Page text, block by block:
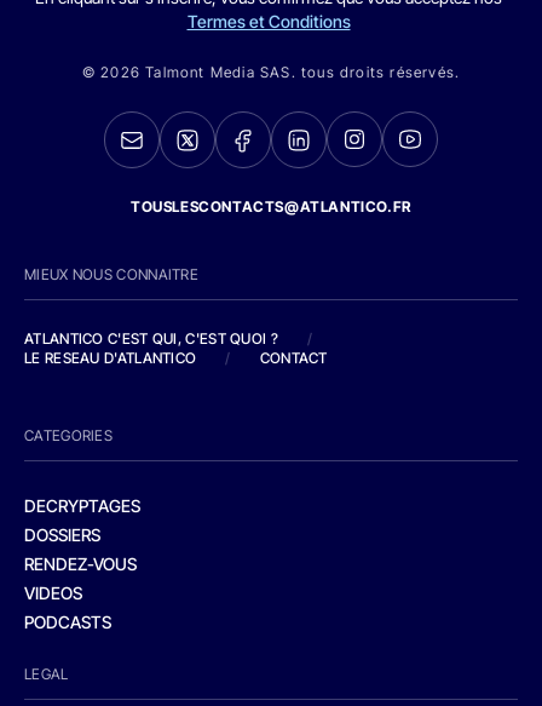
Termes et Conditions
© 2026 Talmont Media SAS. tous droits réservés.
TOUSLESCONTACTS@ATLANTICO.FR
MIEUX NOUS CONNAITRE
ATLANTICO C'EST QUI, C'EST QUOI ?
/
LE RESEAU D'ATLANTICO
/ CONTACT
CATEGORIES
DECRYPTAGES
DOSSIERS
RENDEZ-VOUS
VIDEOS
PODCASTS
LEGAL